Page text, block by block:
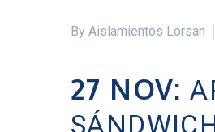
By Aislamientos Lorsan
27 NOV: